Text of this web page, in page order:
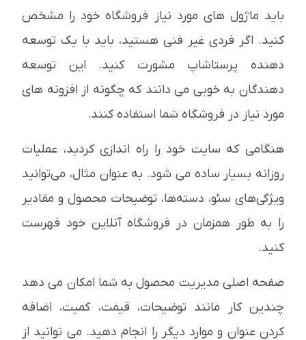
باید ماژول های مورد نیاز فروشگاه خود را مشخص
کنید. اگر فردی غیر فنی هستید، باید با یک توسعه
دهنده پرستاشاپ مشورت کنید. این توسعه
دهندگان به خوبی می دانند که چگونه از افزونه های
مورد نیاز در فروشگاه شما استفاده کنند.
هنگامی که سایت خود را راه اندازی کردید، عملیات
روزانه بسیار ساده می شود. به عنوان مثال، می‌توانید
ویژگی‌های سئو، دسته‌ها، توضیحات محصول و مقادیر
را به طور همزمان در فروشگاه آنلاین خود فهرست
کنید.
صفحه اصلی مدیریت محصول به شما امکان می دهد
چندین کار مانند توضیحات، قیمت، کمیت، اضافه
کردن عنوان و موارد دیگر را انجام دهید. می توانید از